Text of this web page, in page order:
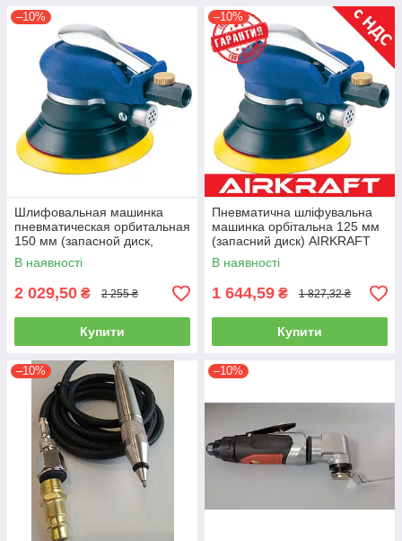
–10%
Шлифовальная машинка
пневматическая орбитальная
150 мм (запасной диск,
9000об/мин) AIRKRAFT AT-
980-6V
В наявності
2 029,50 ₴ 2 255 ₴
Купити
–10%
Пневматична шліфувальна
машинка орбітальна 125 мм
(запасний диск) AIRKRAFT
AT-980-5 (шліфмашинка)
В наявності
1 644,59 ₴ 1 827,32 ₴
Купити
–10% –10%